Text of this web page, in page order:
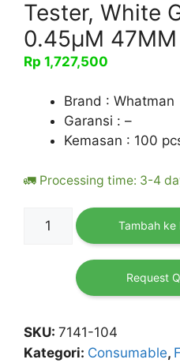
Tester, White
0.45µM
Rp 1,727,500
Brand : Whatman
Garansi : –
Kemasan : 100
🚛 Processing time: 3-4
Kuantitas
Membrane
Gridded,
Sterile
Tambah ke
Request
SKU: 7141-104
Kategori: Consumable,